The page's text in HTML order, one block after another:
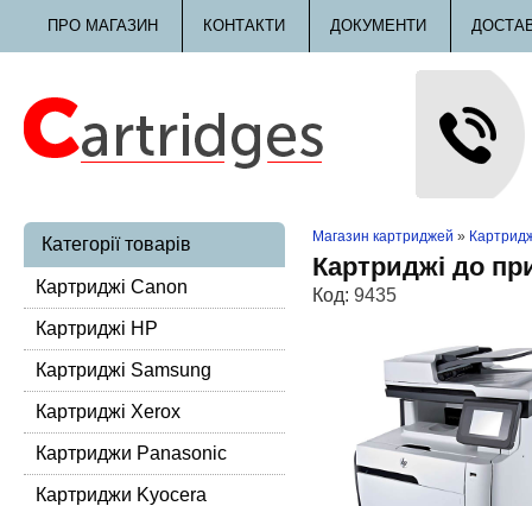
ПРО МАГАЗИН КОНТАКТИ ДОКУМЕНТИ
Категорії товарів
Картриджі Canon
Картриджі HP
Картриджі Samsung
Картриджі Xerox
Картриджи Panasonic
Картриджи Kyocera
Магазин картриджей »
Картриджі до
Код: 9435